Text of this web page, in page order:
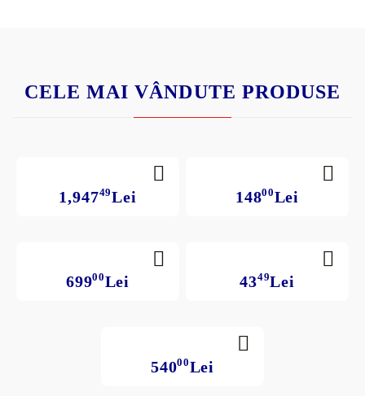
CELE MAI VÂNDUTE PRODUSE
1,94749Lei 14800Lei
69900Lei 4349Lei
54000Lei